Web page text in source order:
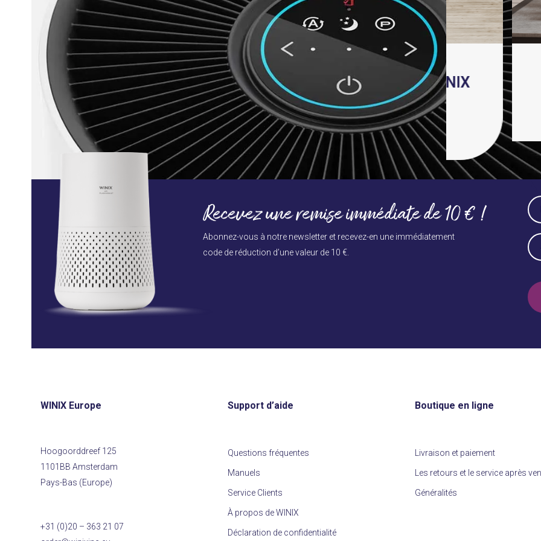
navigation
buttons
savoir sur
Qu’est-ce que la technologie WINIX
PlasmaWave®?
Lire cet article
Press
go
Recevez une remise immédiate de 10 € !
Abonnez-vous à notre newsletter et recevez-en une immédiatement
code de réduction d’une valeur de 10 €.
E-
WINIX Europe
Hoogoorddreef 125
1101BB Amsterdam
Pays-Bas (Europe)
+31 (0)20 – 363 21 07
Support d’aide
Questions fréquentes
Manuels
Service Clients
À propos de WINIX
Déclaration de confidentialité
Boutique en ligne
Livraison et paiement
Les retours et le service après
Généralités